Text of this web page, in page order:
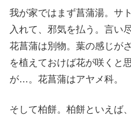
我が家ではまず菖蒲湯。サ
入れて、邪気を払う。言い
花菖蒲は別物。葉の感じが
を植えておけば花が咲くと
が…。花菖蒲はアヤメ科。
そして柏餅。柏餅といえば